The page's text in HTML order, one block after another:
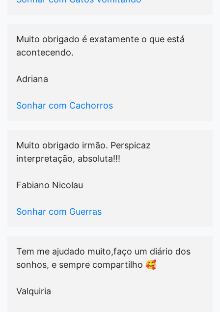
Muito obrigado é exatamente o que está
acontecendo.
Adriana
Sonhar com Cachorros
Muito obrigado irmão. Perspicaz
interpretação, absoluta!!!
Fabiano Nicolau
Sonhar com Guerras
Tem me ajudado muito,faço um diário dos
sonhos, e sempre compartilho 🥰
Valquiria